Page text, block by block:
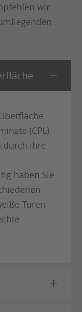
wir
(CPL)
durch ihre
haben Sie
Türen